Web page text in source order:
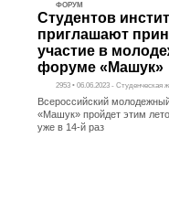
ФОРУМ
Студентов
приглашают
участие в
форуме «Машук»
2953 • 06.06.2023 - Студенческая
Всероссийский
«Машук» пройдет этим
уже в 14-й раз